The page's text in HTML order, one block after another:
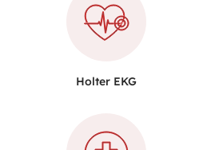
Holter EKG